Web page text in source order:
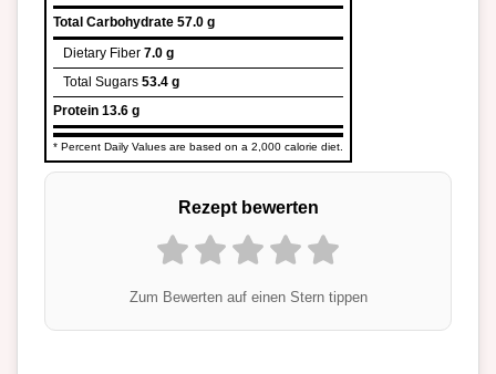
Total Carbohydrate 57.0 g
Dietary Fiber 7.0 g
Total Sugars 53.4 g
Protein 13.6 g
* Percent Daily Values are based on a 2,000 calorie diet.
Rezept bewerten
Zum Bewerten auf einen Stern tippen